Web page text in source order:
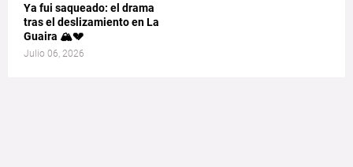
Ya fui saqueado: el drama
tras el deslizamiento en La
Guaira 🏔️💔
Julio 06, 2026